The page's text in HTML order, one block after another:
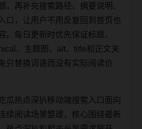
，再补充搜索路径、摘要说明、
口，让用户不用反复回到首页也
。每日更新时优先保证标题、
、主题图、alt、title和正文关
只替换词语而没有实际阅读价
瓜热点深扒移动端搜索入口面向
续阅读场景整理，核心围绕最新